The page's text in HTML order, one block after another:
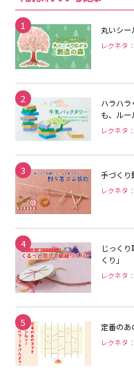
1 丸いシ
レクネタ
2
ハラハラ
も、ル
レクネタ
3 手づくり
レクネタ
4
じっく
くり」
レクネタ
5 定番のあ
レクネタ